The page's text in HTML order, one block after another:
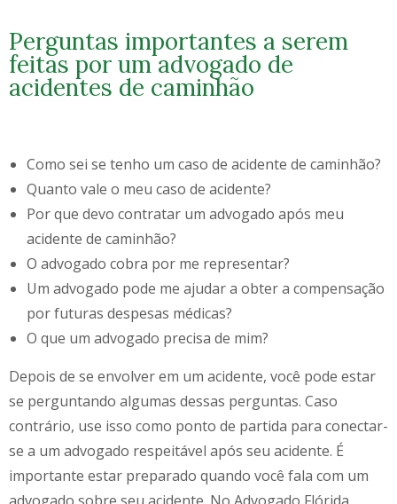
Como sei se tenho um caso de acidente de caminhão?
Quanto vale o meu caso de acidente?
Por que devo contratar um advogado após meu
acidente de caminhão?
O advogado cobra por me representar?
Um advogado pode me ajudar a obter a compensação
por futuras despesas médicas?
O que um advogado precisa de mim?
Depois de se envolver em um acidente, você pode estar
se perguntando algumas dessas perguntas. Caso
contrário, use isso como ponto de partida para conectar-
se a um advogado respeitável após seu acidente. É
importante estar preparado quando você fala com um
Perguntas importantes a serem
feitas por um advogado de
acidentes de caminhão